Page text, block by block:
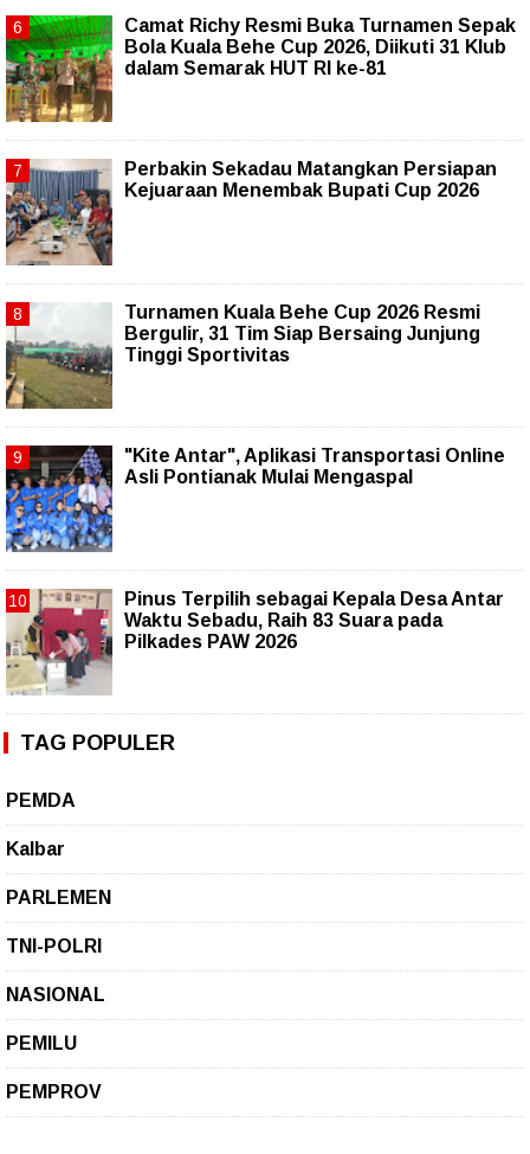
Camat Richy Resmi Buka Turnamen Sepak
Bola Kuala Behe Cup 2026, Diikuti 31 Klub
dalam Semarak HUT RI ke-81
Perbakin Sekadau Matangkan Persiapan
Kejuaraan Menembak Bupati Cup 2026
Turnamen Kuala Behe Cup 2026 Resmi
Bergulir, 31 Tim Siap Bersaing Junjung
Tinggi Sportivitas
"Kite Antar", Aplikasi Transportasi Online
Asli Pontianak Mulai Mengaspal
Pinus Terpilih sebagai Kepala Desa Antar
Waktu Sebadu, Raih 83 Suara pada
Pilkades PAW 2026
TAG POPULER
PEMDA
Kalbar
PARLEMEN
TNI-POLRI
NASIONAL
PEMILU
PEMPROV